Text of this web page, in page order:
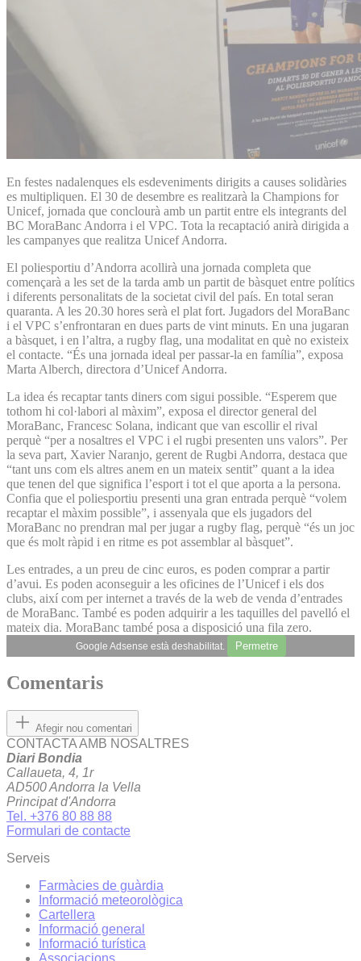
En festes nadalenques els esdeveniments dirigits a causes solidàries
es multipliquen. El 30 de desembre es realitzarà la Champions for
Unicef, jornada que conclourà amb un partit entre els integrants del
BC MoraBanc Andorra i el VPC. Tota la recaptació anirà dirigida a
les campanyes que realitza Unicef Andorra.
El poliesportiu d’Andorra acollirà una jornada completa que
començarà a les set de la tarda amb un partit de bàsquet entre polítics
i diferents personalitats de la societat civil del país. En total seran
quaranta. A les 20.30 hores serà el plat fort. Jugadors del MoraBanc
i el VPC s’enfrontaran en dues parts de vint minuts. En una jugaran
a bàsquet, i en l’altra, a rugby flag, una modalitat en què no existeix
el contacte. “És una jornada ideal per passar-la en família”, exposa
Marta Alberch, directora d’Unicef Andorra.
La idea és recaptar tants diners com sigui possible. “Esperem que
tothom hi col·labori al màxim”, exposa el director general del
MoraBanc, Francesc Solana, indicant que van escollir el rival
perquè “per a nosaltres el VPC i el rugbi presenten uns valors”. Per
la seva part, Xavier Naranjo, gerent de Rugbi Andorra, destaca que
“tant uns com els altres anem en un mateix sentit” quant a la idea
que tenen del que significa l’esport i tot el que aporta a la persona.
Confia que el poliesportiu presenti una gran entrada perquè “volem
recaptar el màxim possible”, i assenyala que els jugadors del
MoraBanc no prendran mal per jugar a rugby flag, perquè “és un joc
que és molt ràpid i en ritme es pot assemblar al bàsquet”.
Les entrades, a un preu de cinc euros, es poden comprar a partir
d’avui. Es poden aconseguir a les oficines de l’Unicef i els dos
clubs, així com per internet a través de la web de venda d’entrades
de MoraBanc. També es poden adquirir a les taquilles del pavelló el
mateix dia. MoraBanc també posa a disposició una fila zero.
Google Adsense està deshabilitat. Permetre
Comentaris
Afegir nou comentari
CONTACTA AMB NOSALTRES
Diari Bondia
Callaueta, 4, 1r
AD500 Andorra la Vella
Principat d'Andorra
Tel. +376 80 88 88
Formulari de contacte
Serveis
Farmàcies de guàrdia
Informació meteorològica
Cartellera
Informació general
Informació turística